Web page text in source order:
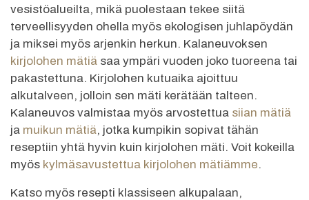
vesistöalueilta, mikä puolestaan tekee siitä
terveellisyyden ohella myös ekologisen juhlapöydän
ja miksei myös arjenkin herkun. Kalaneuvoksen
kirjolohen mätiä saa ympäri vuoden joko tuoreena tai
pakastettuna. Kirjolohen kutuaika ajoittuu
alkutalveen, jolloin sen mäti kerätään talteen.
Kalaneuvos valmistaa myös arvostettua siian mätiä
ja muikun mätiä, jotka kumpikin sopivat tähän
reseptiin yhtä hyvin kuin kirjolohen mäti. Voit kokeilla
myös kylmäsavustettua kirjolohen mätiämme.
Katso myös resepti klassiseen alkupalaan,